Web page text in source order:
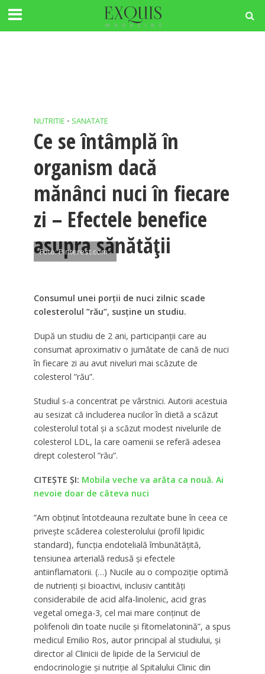
NUTRITIE • SANATATE
Ce se întâmplă în
organism dacă
mănânci nuci în fiecare
zi – Efectele benefice
asupra sănătății
Foto: Pinterest.com
Consumul unei porții de nuci zilnic scade
colesterolul ”rău”, susține un studiu.
După un studiu de 2 ani, participanții care au
consumat aproximativ o jumătate de cană de nuci
în fiecare zi au avut niveluri mai scăzute de
colesterol ”rău”.
Studiul s-a concentrat pe vârstnici. Autorii acestuia
au sesizat că includerea nucilor în dietă a scăzut
colesterolul total și a scăzut modest nivelurile de
colesterol LDL, la care oamenii se referă adesea
drept colesterol ”rău”.
CITEȘTE ȘI: Mobila veche va arăta ca nouă. Ai
nevoie doar de câteva nuci
”Am obținut întotdeauna rezultate bune în ceea ce
privește scăderea colesterolului (profil lipidic
standard), funcția endotelială îmbunătățită,
tensiunea arterială redusă și efectele
antiinflamatorii. (…) Nucile au o compoziție optimă
de nutrienți și bioactivi, inclusiv cantități
considerabile de acid alfa-linolenic, acid gras
vegetal omega-3, cel mai mare conținut de
polifenoli din toate nucile și fitomelatonină”, a spus
medicul Emilio Ros, autor principal al studiului, și
director al Clinicii de lipide de la Serviciul de
endocrinologie și nutriție al Spitalului Clinic din